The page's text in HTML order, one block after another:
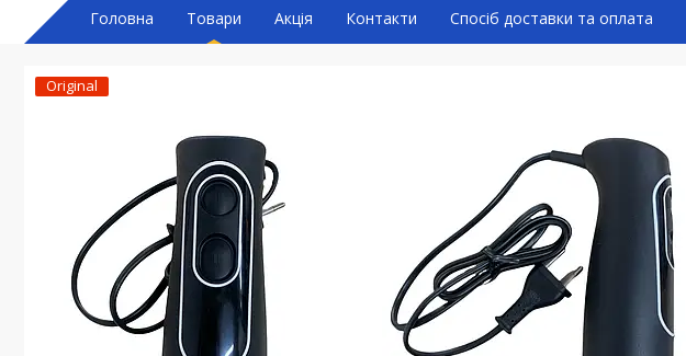
Головна Товари Акція Контакти Спосіб доставки та оплата
Original